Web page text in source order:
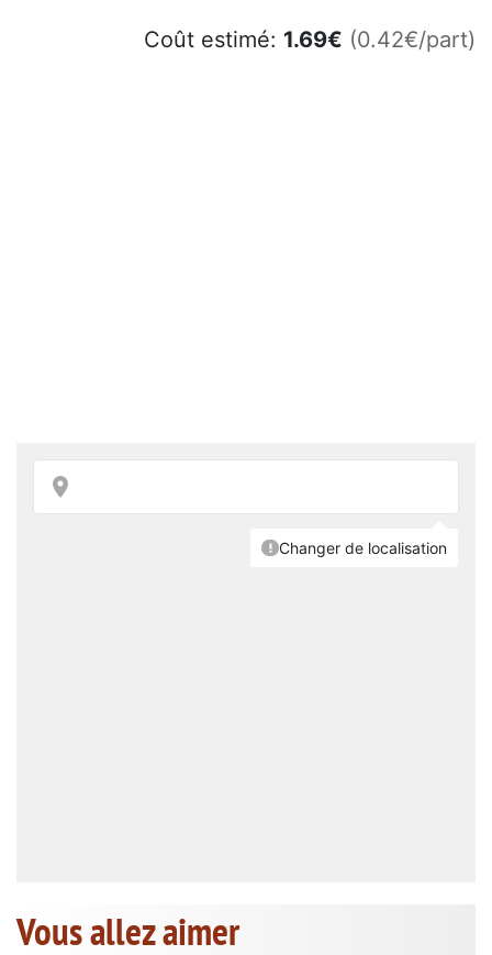
Coût estimé: 1.69€ (0.42€/part)
Vous allez aimer